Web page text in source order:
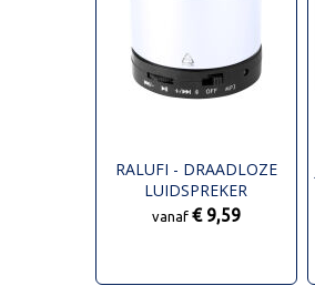
RALUFI - DRAADLOZE
LUIDSPREKER
vanaf € 9,59